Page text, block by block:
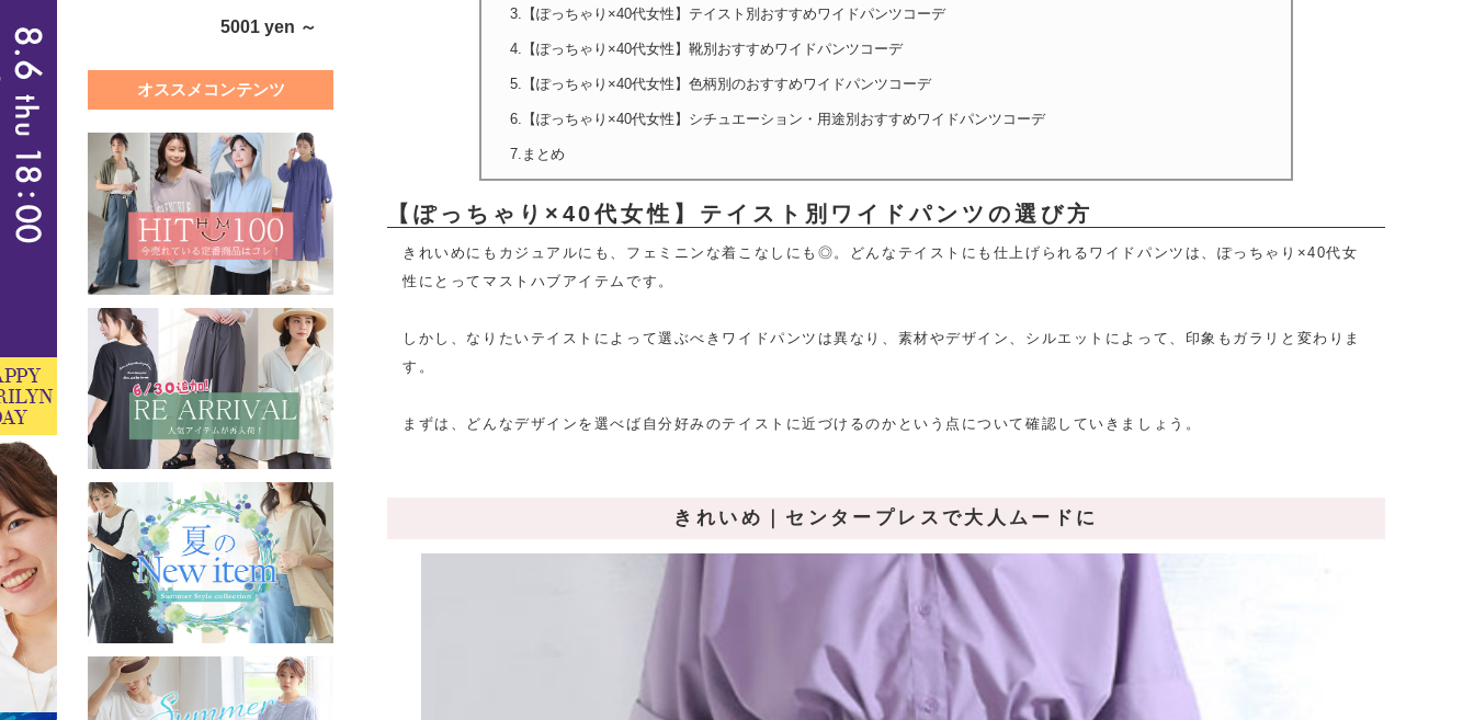
5001 yen ～
オススメコンテンツ
3.【ぽっちゃり×40代女性】テイスト別おすすめワイドパンツコーデ
4.【ぽっちゃり×40代女性】靴別おすすめワイドパンツコーデ
5.【ぽっちゃり×40代女性】色柄別のおすすめワイドパンツコーデ
6.【ぽっちゃり×40代女性】シチュエーション・用途別おすすめワイドパンツコーデ
7.まとめ
【ぽっちゃり×40代女性】テイスト別ワイドパンツの選び方
きれいめにもカジュアルにも、フェミニンな着こなしにも◎。どんなテイストにも仕上げられるワイドパンツは、ぽっちゃり×40代女
性にとってマストハブアイテムです。
しかし、なりたいテイストによって選ぶべきワイドパンツは異なり、素材やデザイン、シルエットによって、印象もガラリと変わりま
す。
まずは、どんなデザインを選べば自分好みのテイストに近づけるのかという点について確認していきましょう。
きれいめ｜センタープレスで大人ムードに